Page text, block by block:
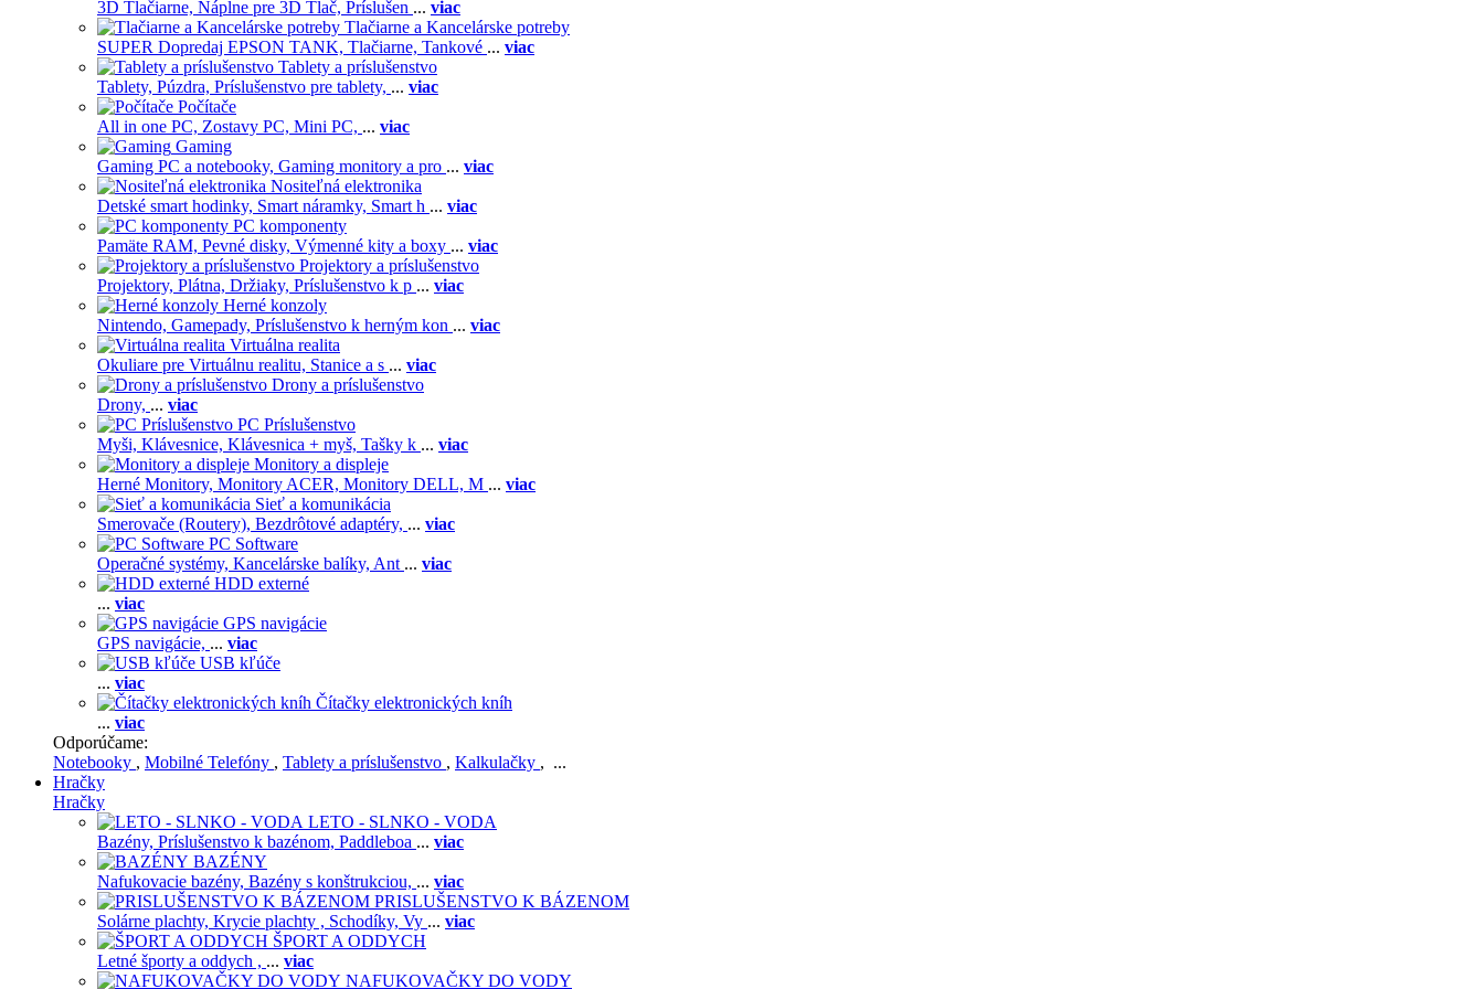
3D Tlačiarne, Náplne pre 3D Tlač, Príslušen ... viac
Tlačiarne a Kancelárske potreby
SUPER Dopredaj EPSON TANK, Tlačiarne, Tankové ... viac
Tablety a príslušenstvo
Tablety, Púzdra, Príslušenstvo pre tablety, ... viac
Počítače
All in one PC, Zostavy PC, Mini PC, ... viac
Gaming
Gaming PC a notebooky, Gaming monitory a pro ... viac
Nositeľná elektronika
Detské smart hodinky, Smart náramky, Smart h ... viac
PC komponenty
Pamäte RAM, Pevné disky, Výmenné kity a boxy ... viac
Projektory a príslušenstvo
Projektory, Plátna, Držiaky, Príslušenstvo k p ... viac
Herné konzoly
Nintendo, Gamepady, Príslušenstvo k herným kon ... viac
Virtuálna realita
Okuliare pre Virtuálnu realitu, Stanice a s ... viac
Drony a príslušenstvo
Drony, ... viac
PC Príslušenstvo
Myši, Klávesnice, Klávesnica + myš, Tašky k ... viac
Monitory a displeje
Herné Monitory, Monitory ACER, Monitory DELL, M ... viac
Sieť a komunikácia
Smerovače (Routery), Bezdrôtové adaptéry, ... viac
PC Software
Operačné systémy, Kancelárske balíky, Ant ... viac
HDD externé
... viac
GPS navigácie
GPS navigácie, ... viac
USB kľúče
... viac
Čítačky elektronických kníh
... viac
Odporúčame:
Notebooky , Mobilné Telefóny , Tablety a príslušenstvo , Kalkulačky , ...
Hračky
Hračky
LETO - SLNKO - VODA
Bazény, Príslušenstvo k bazénom, Paddleboa ... viac
BAZÉNY
Nafukovacie bazény, Bazény s konštrukciou, ... viac
PRISLUŠENSTVO K BÁZENOM
Solárne plachty, Krycie plachty , Schodíky, Vy ... viac
ŠPORT A ODDYCH
Letné športy a oddych , ... viac
NAFUKOVAČKY DO VODY